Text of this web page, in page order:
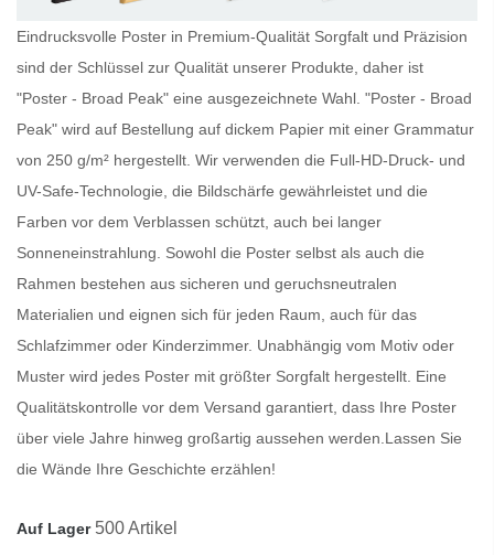
Eindrucksvolle Poster in Premium-Qualität Sorgfalt und Präzision
sind der Schlüssel zur Qualität unserer Produkte, daher ist
"Poster - Broad Peak" eine ausgezeichnete Wahl. "Poster - Broad
Peak" wird auf Bestellung auf dickem Papier mit einer Grammatur
von 250 g/m² hergestellt. Wir verwenden die Full-HD-Druck- und
UV-Safe-Technologie, die Bildschärfe gewährleistet und die
Farben vor dem Verblassen schützt, auch bei langer
Sonneneinstrahlung. Sowohl die Poster selbst als auch die
Rahmen bestehen aus sicheren und geruchsneutralen
Materialien und eignen sich für jeden Raum, auch für das
Schlafzimmer oder Kinderzimmer. Unabhängig vom Motiv oder
Muster wird jedes Poster mit größter Sorgfalt hergestellt. Eine
Qualitätskontrolle vor dem Versand garantiert, dass Ihre Poster
über viele Jahre hinweg großartig aussehen werden. Lassen Sie
die Wände Ihre Geschichte erzählen!
Auf Lager 500 Artikel